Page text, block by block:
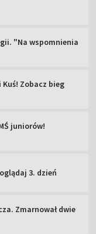
"Na wspomnienia
Zobacz bieg
juniorów!
3. dzień
Zmarnował dwie